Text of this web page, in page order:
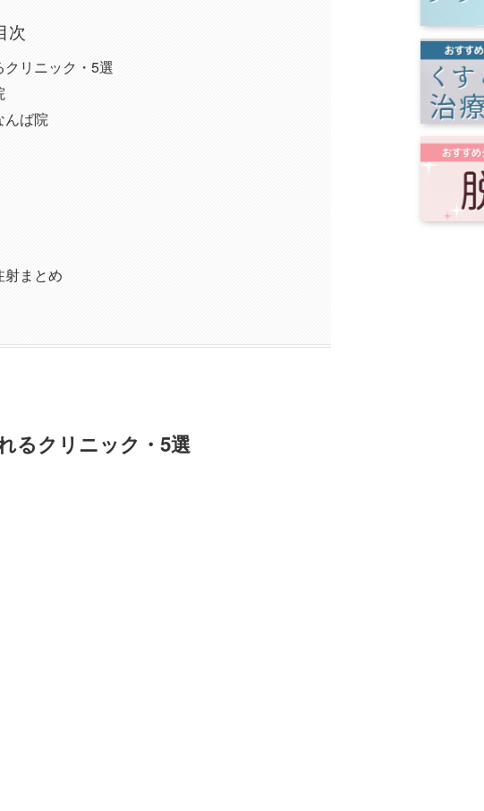
次
リニック・5選
んば院
射まとめ
るクリニック・5選